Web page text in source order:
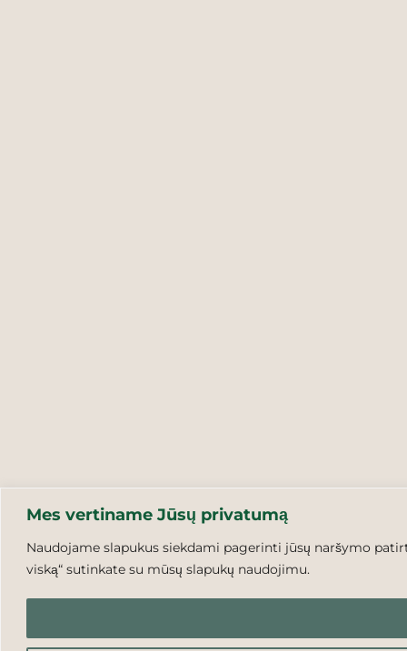
Mes vertiname Jūsų privatumą
Naudojame slapukus siekdami pagerinti jūsų naršymo
viską“ sutinkate su mūsų slapukų naudojimu.